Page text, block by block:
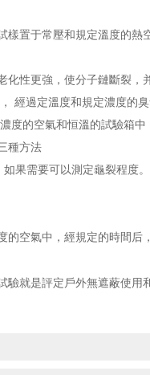
于常壓和規定溫度的熱
更強，使分子鏈斷裂，
經過定溫度和規定濃度的
的空氣和恒溫的試驗箱中
種方法
果需要可以測定龜裂程度。
空氣中，經規定的時間后
就是評定戶外無遮蔽使用